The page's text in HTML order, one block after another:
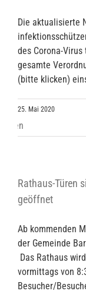
Die aktualisierte
des Corona-
gesamte
(bitte klicken)
25. Mai 2020
Rathaus-Türen
geöffnet
Ab kommenden
der Gemeinde
Das Rathaus
vormittags von
Besucher/